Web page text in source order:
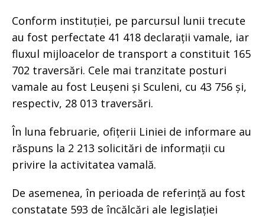
Conform instituției, pe parcursul lunii trecute
au fost perfectate 41 418 declarații vamale, iar
fluxul mijloacelor de transport a constituit 165
702 traversări. Cele mai tranzitate posturi
vamale au fost Leușeni și Sculeni, cu 43 756 și,
respectiv, 28 013 traversări.
În luna februarie, ofițerii Liniei de informare au
răspuns la 2 213 solicitări de informații cu
privire la activitatea vamală.
De asemenea, în perioada de referință au fost
constatate 593 de încălcări ale legislației